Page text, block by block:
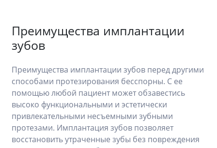
Преимущества имплантации
зубов
Преимущества имплантации зубов перед другими
способами протезирования бесспорны. С ее
помощью любой пациент может обзавестись
высоко функциональными и эстетически
привлекательными несъемными зубными
протезами. Имплантация зубов позволяет
восстановить утраченные зубы без повреждения